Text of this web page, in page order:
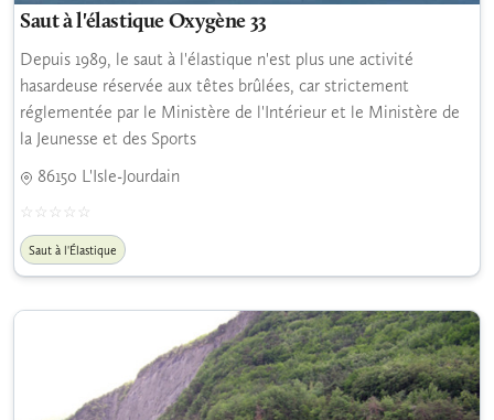
Saut à l'élastique Oxygène 33
Depuis 1989, le saut à l'élastique n'est plus une activité
hasardeuse réservée aux têtes brûlées, car strictement
réglementée par le Ministère de l'Intérieur et le Ministère de
la Jeunesse et des Sports
86150 L'Isle-Jourdain
Saut à l'Élastique